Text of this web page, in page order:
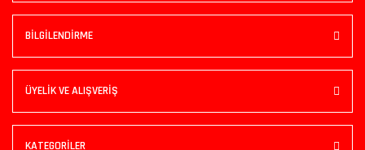
BİLGİLENDİRME
ÜYELİK VE ALIŞVERİŞ
KATEGORİLER